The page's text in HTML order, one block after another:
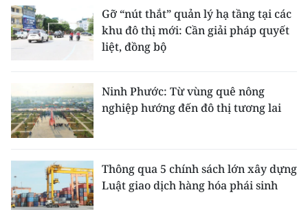
Gỡ “nút thắt” quản lý hạ tầng tại các
khu đô thị mới: Cần giải pháp quyết
liệt, đồng bộ
Ninh Phước: Từ vùng quê nông
nghiệp hướng đến đô thị tương lai
Thông qua 5 chính sách lớn xây dựng
Luật giao dịch hàng hóa phái sinh